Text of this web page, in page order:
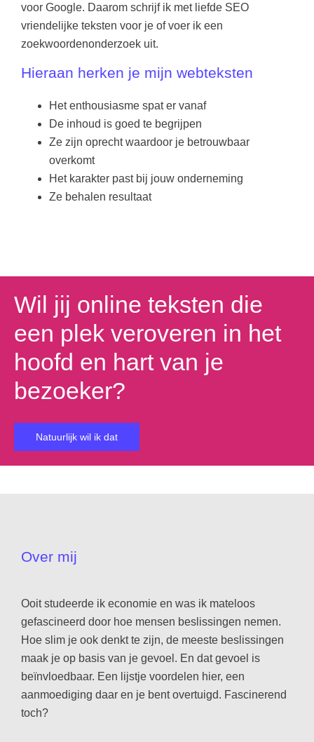
voor Google. Daarom schrijf ik met liefde SEO
vriendelijke teksten voor je of voer ik een
zoekwoordenonderzoek uit.
Hieraan herken je mijn webteksten
Het enthousiasme spat er vanaf
De inhoud is goed te begrijpen
Ze zijn oprecht waardoor je betrouwbaar
overkomt
Het karakter past bij jouw onderneming
Ze behalen resultaat
Wil jij online teksten die
een plek veroveren in het
hoofd en hart van je
bezoeker?
Natuurlijk wil ik dat
Over mij
Ooit studeerde ik economie en was ik mateloos
gefascineerd door hoe mensen beslissingen nemen.
Hoe slim je ook denkt te zijn, de meeste beslissingen
maak je op basis van je gevoel. En dat gevoel is
beïnvloedbaar. Een lijstje voordelen hier, een
aanmoediging daar en je bent overtuigd. Fascinerend
toch?